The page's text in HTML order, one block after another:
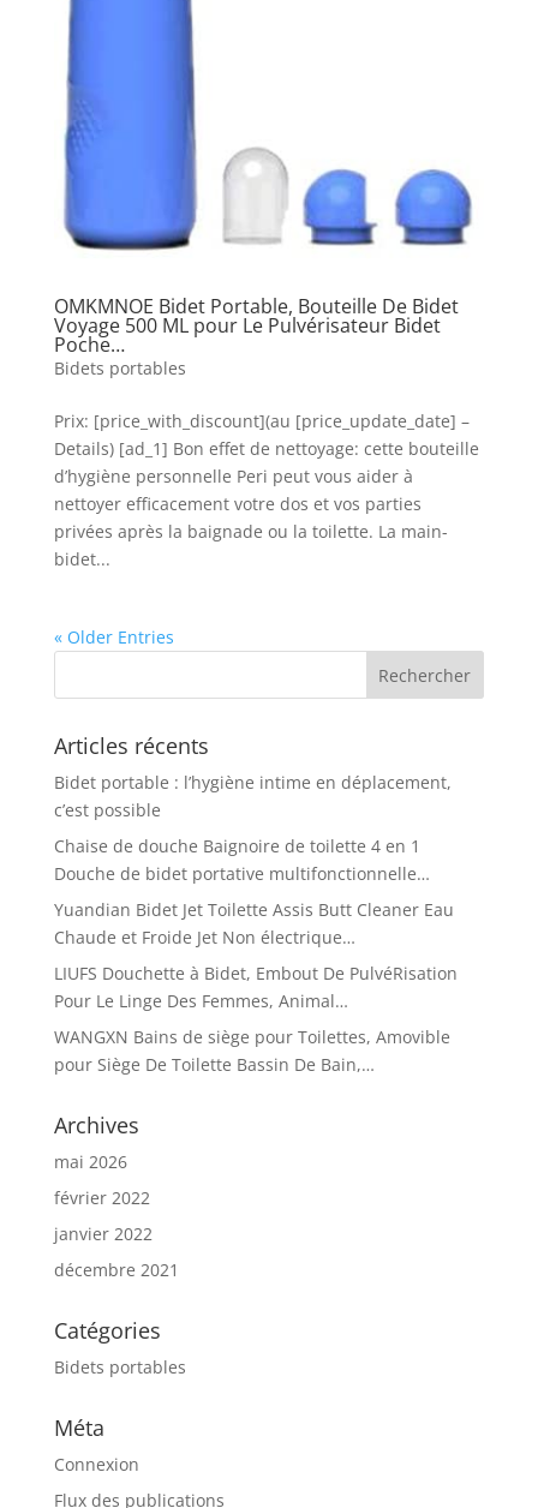
OMKMNOE Bidet Portable, Bouteille De Bidet
Voyage 500 ML pour Le Pulvérisateur Bidet
Poche…
Bidets portables
Prix: [price_with_discount](au [price_update_date] –
Details) [ad_1] Bon effet de nettoyage: cette bouteille
d’hygiène personnelle Peri peut vous aider à
nettoyer efficacement votre dos et vos parties
privées après la baignade ou la toilette. La main-
bidet...
« Older Entries
Articles récents
Bidet portable : l’hygiène intime en déplacement,
c’est possible
Chaise de douche Baignoire de toilette 4 en 1
Douche de bidet portative multifonctionnelle…
Yuandian Bidet Jet Toilette Assis Butt Cleaner Eau
Chaude et Froide Jet Non électrique…
LIUFS Douchette à Bidet, Embout De PulvéRisation
Pour Le Linge Des Femmes, Animal…
WANGXN Bains de siège pour Toilettes, Amovible
pour Siège De Toilette Bassin De Bain,…
Archives
mai 2026
février 2022
janvier 2022
décembre 2021
Catégories
Bidets portables
Méta
Connexion
Flux des publications